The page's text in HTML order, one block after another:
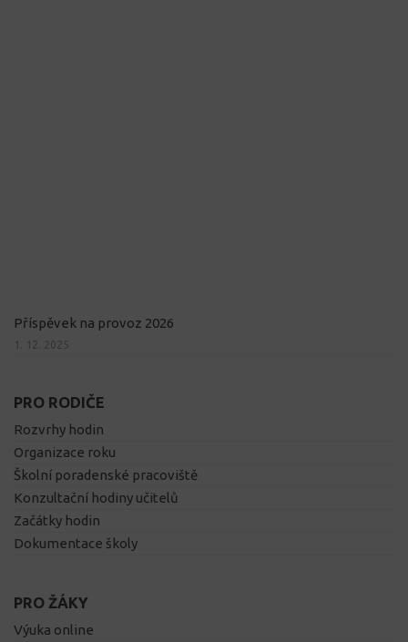
Příspěvek na provoz 2026
1. 12. 2025
PRO RODIČE
Rozvrhy hodin
Organizace roku
Školní poradenské pracoviště
Konzultační hodiny učitelů
Začátky hodin
Dokumentace školy
PRO ŽÁKY
Výuka online